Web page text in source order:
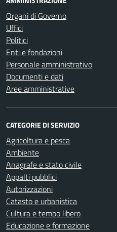
Organi di Governo
Uffici
Politici
Enti e fondazioni
Personale amministrativo
Documenti e dati
Aree amministrative
CATEGORIE DI SERVIZIO
Agricoltura e pesca
Ambiente
Anagrafe e stato civile
Appalti pubblici
Autorizzazioni
Catasto e urbanistica
Cultura e tempo libero
Educazione e formazione